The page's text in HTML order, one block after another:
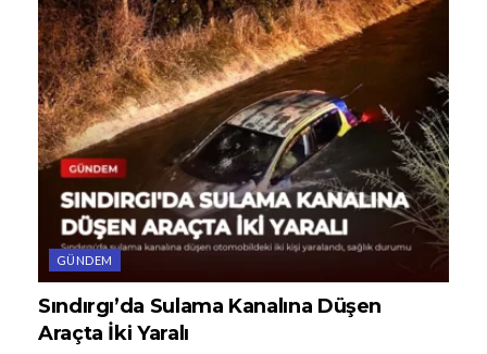
GÜNDEM
Sındırgı’da Sulama Kanalına Düşen
Araçta İki Yaralı